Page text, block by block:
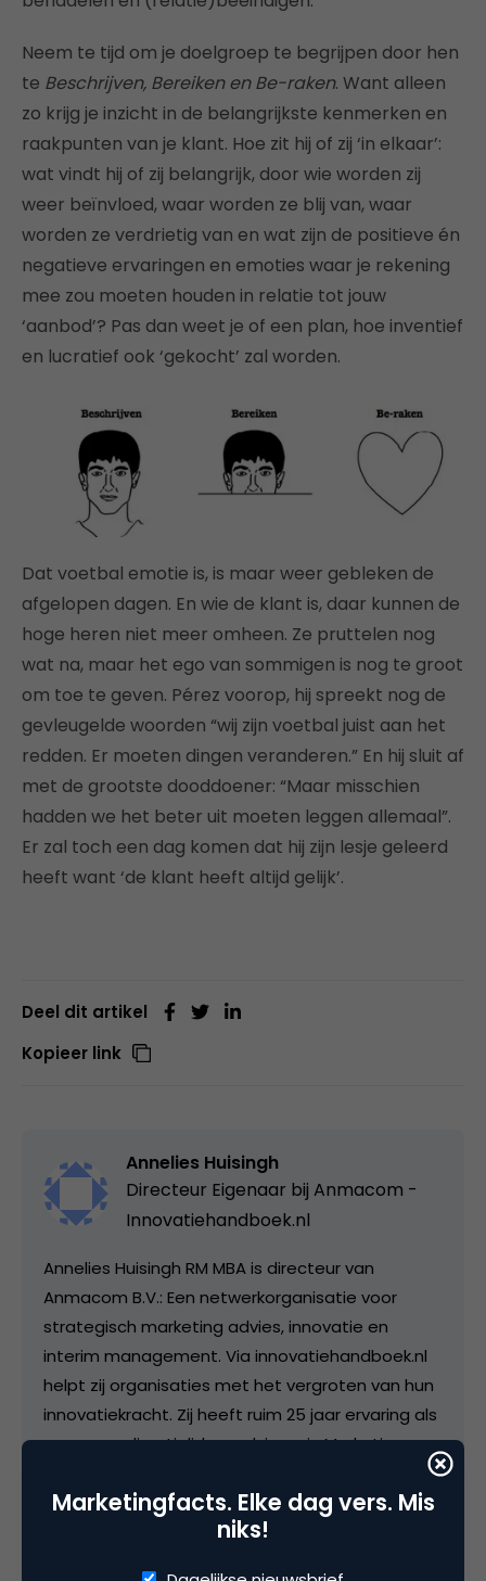
Neem te tijd om je doelgroep te begrijpen door hen
te Beschrijven, Bereiken en Be-raken. Want alleen
zo krijg je inzicht in de belangrijkste kenmerken en
raakpunten van je klant. Hoe zit hij of zij ‘in elkaar’:
wat vindt hij of zij belangrijk, door wie worden zij
weer beïnvloed, waar worden ze blij van, waar
worden ze verdrietig van en wat zijn de positieve én
negatieve ervaringen en emoties waar je rekening
mee zou moeten houden in relatie tot jouw
‘aanbod’? Pas dan weet je of een plan, hoe inventief
en lucratief ook ‘gekocht’ zal worden.
Dat voetbal emotie is, is maar weer gebleken de
afgelopen dagen. En wie de klant is, daar kunnen de
hoge heren niet meer omheen. Ze pruttelen nog
wat na, maar het ego van sommigen is nog te groot
om toe te geven. Pérez voorop, hij spreekt nog de
gevleugelde woorden “wij zijn voetbal juist aan het
redden. Er moeten dingen veranderen.” En hij sluit af
met de grootste dooddoener: “Maar misschien
hadden we het beter uit moeten leggen allemaal”.
Er zal toch een dag komen dat hij zijn lesje geleerd
heeft want ‘de klant heeft altijd gelijk’.
Deel dit artikel
Kopieer link
Annelies Huisingh
Directeur Eigenaar bij Anmacom -
Innovatiehandboek.nl
Annelies Huisingh RM MBA is directeur van
Anmacom B.V.: Een netwerkorganisatie voor
strategisch marketing advies, innovatie en
interim management. Via innovatiehandboek.nl
helpt zij organisaties met het vergroten van hun
innovatiekracht. Zij heeft ruim 25 jaar ervaring als
manager, directielid en adviseur in Marketing,
toonaangevende bedrijven als Henkel, Unilever,
FrieslandCampina, RedBull en SaraLee/DE. Met
Marketingfacts. Elke dag vers. Mis
niks!